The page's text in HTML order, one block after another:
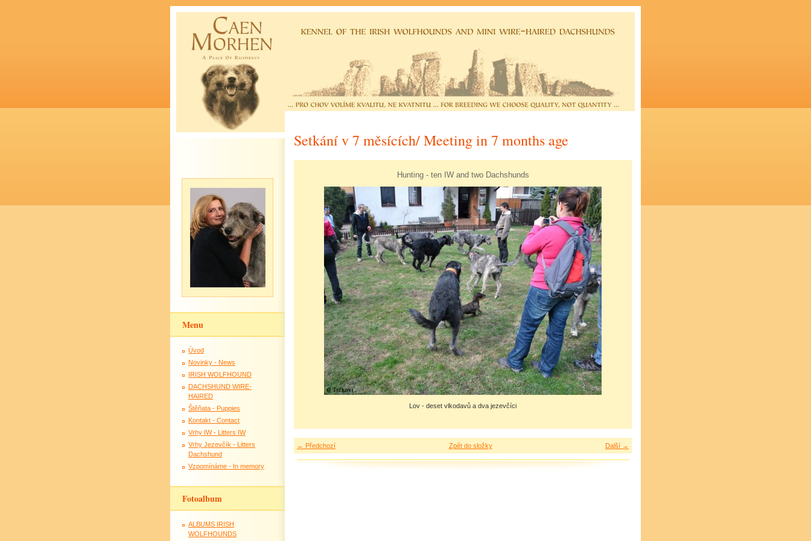
Setkání v 7 měsících/ Meeting in 7 months age
Hunting - ten IW and two Dachshunds
Lov - deset vlkodavů a dva jezevčíci
← Předchozí Další →
Zpět do složky
Menu
Úvod
Novinky - News
IRISH WOLFHOUND
DACHSHUND WIRE-
HAIRED
Štěňata - Puppies
Kontakt - Contact
Vrhy IW - Litters IW
Vrhy Jezevčík - Litters
Dachshund
Vzpomínáme - In memory
Fotoalbum
ALBUMS IRISH
WOLFHOUNDS